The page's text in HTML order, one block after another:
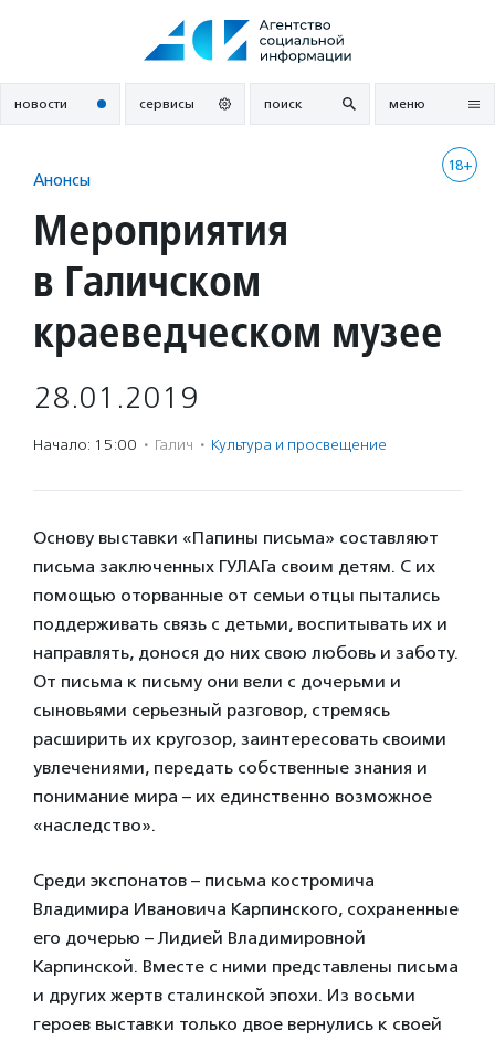
новости сервисы поиск меню
18+
Анонсы
Мероприятия
в Галичском
краеведческом музее
28.01.2019
Начало: 15:00 · Галич · Культура и просвещение
Основу выставки «Папины письма» составляют
письма заключенных ГУЛАГа своим детям. С их
помощью оторванные от семьи отцы пытались
поддерживать связь с детьми, воспитывать их и
направлять, донося до них свою любовь и заботу.
От письма к письму они вели с дочерьми и
сыновьями серьезный разговор, стремясь
расширить их кругозор, заинтересовать своими
увлечениями, передать собственные знания и
понимание мира – их единственно возможное
«наследство».
Среди экспонатов – письма костромича
Владимира Ивановича Карпинского, сохраненные
его дочерью – Лидией Владимировной
Карпинской. Вместе с ними представлены письма
и других жертв сталинской эпохи. Из восьми
героев выставки только двое вернулись к своей